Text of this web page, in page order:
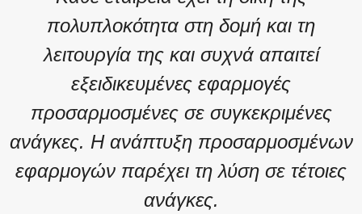
πολυπλοκότητα στη δομή και τη
λειτουργία της και συχνά απαιτεί
εξειδικευμένες εφαρμογές
προσαρμοσμένες σε συγκεκριμένες
ανάγκες. Η ανάπτυξη προσαρμοσμένων
εφαρμογών παρέχει τη λύση σε τέτοιες
ανάγκες.